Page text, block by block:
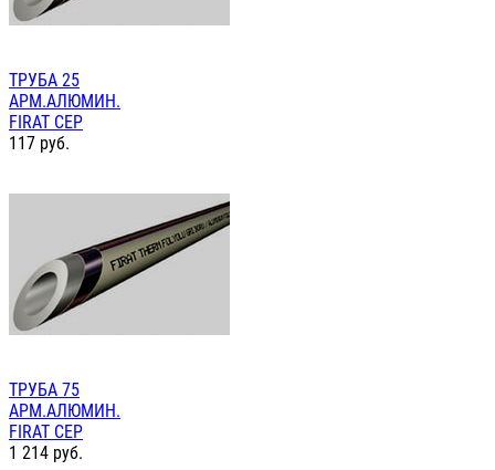
ТРУБА 25
АРМ.АЛЮМИН.
FIRAT СЕР
117 руб.
ТРУБА 75
АРМ.АЛЮМИН.
FIRAT СЕР
1 214 руб.